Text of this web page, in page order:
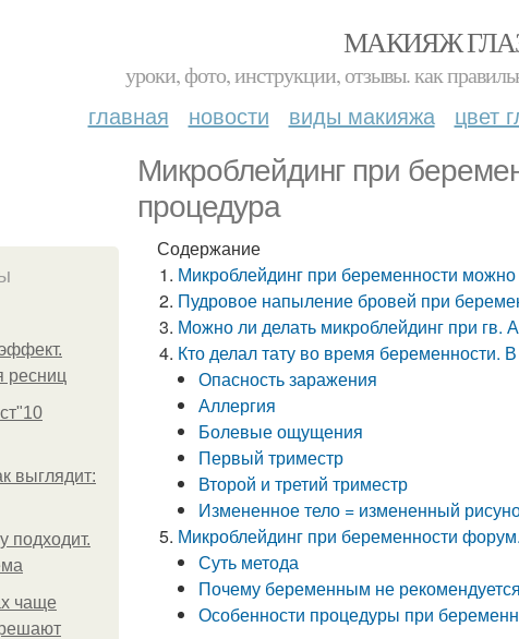
МАКИЯЖ
уроки, фото, инструкции, отзывы. как
главная новости виды макияжа цвет
Микроблейдинг при
процедура
выглядит:
подходит.
чаще
Содержание
Микроблейдинг при беременности
Пудровое напыление бровей при
Можно ли делать микроблейдинг при гв.
Кто делал тату во время беременности.
Опасность заражения
Аллергия
Болевые ощущения
Первый триместр
Второй и третий триместр
Измененное тело = измененный
Микроблейдинг при беременности
Суть метода
Почему беременным не
Особенности процедуры при